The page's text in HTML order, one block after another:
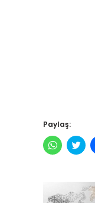
Paylaş:
paylaşmak
pencerede
açılır)